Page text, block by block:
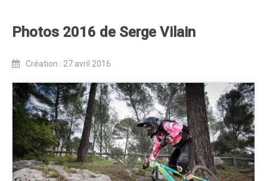
Règlement 2019
Enduro Kids 2019
Edition 2018
Blog 2018
Bilan de l'Enduro 2018
Photos 2016 de Serge Vilain
Création : 27 avril 2016